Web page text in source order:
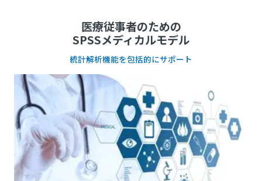
医療従事者のための
SPSSメディカルモデル
統計解析機能を包括的にサポート